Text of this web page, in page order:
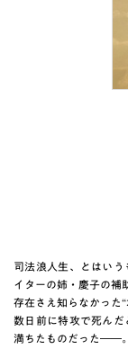
司法浪人生、とはい
イターの姉・慶子の補
存在さえ知らなかった
数日前に特攻で死ん
満ちたものだった――。